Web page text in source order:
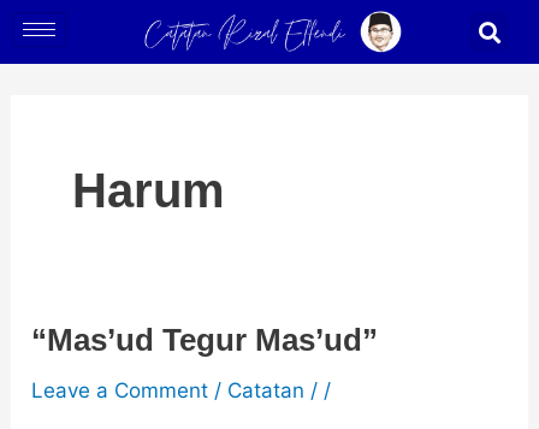
Skip
to
Harum
“Mas’ud Tegur Mas’ud”
Leave a Comment / Catatan / /
“Mas’ud
Mas’ud”